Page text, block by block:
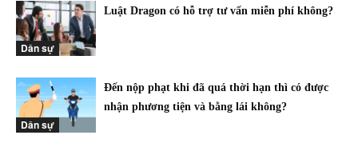
Dân sự
Luật Dragon có hỗ trợ tư vấn miễn phí không?
Dân sự
Đến nộp phạt khi đã quá thời hạn thì có được
nhận phương tiện và bằng lái không?